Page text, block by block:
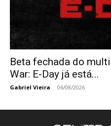
Beta fechada do
War: E-Day já está...
Gabriel Vieira - 06/08/2026